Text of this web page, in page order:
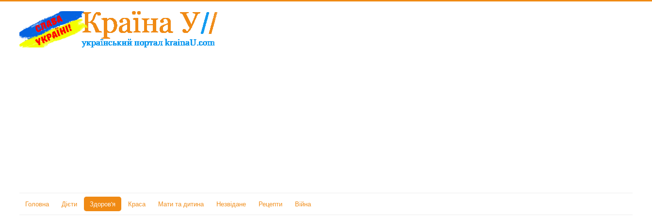
Головна Дієти Здоров'я Краса Мати та дитина Незвідане Рецепти Війна